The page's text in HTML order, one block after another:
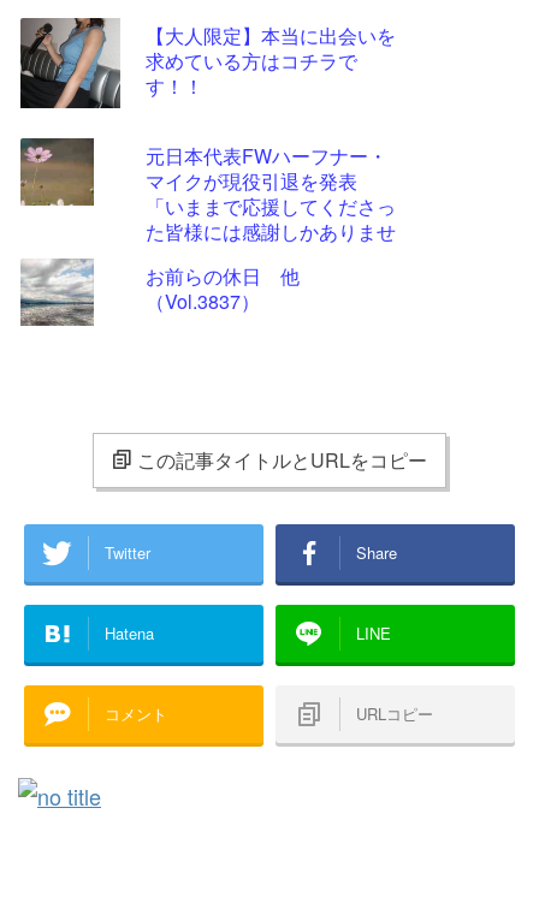
【大人限定】本当に出会いを
求めている方はコチラで
す！！
元日本代表FWハーフナー・
マイクが現役引退を発表
「いままで応援してくださっ
た皆様には感謝しかありませ
お前らの休日 他
（Vol.3837）
この記事タイトルとURLをコピー
Twitter Share
Hatena LINE
コメント URLコピー